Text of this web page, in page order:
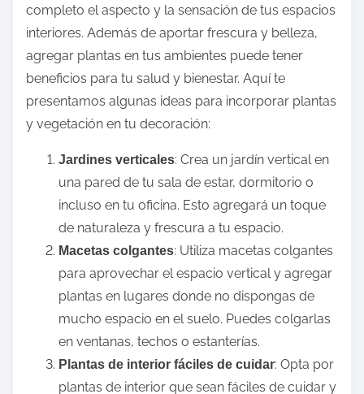
completo el aspecto y la sensación de tus espacios
interiores. Además de aportar frescura y belleza,
agregar plantas en tus ambientes puede tener
beneficios para tu salud y bienestar. Aquí te
presentamos algunas ideas para incorporar plantas
y vegetación en tu decoración:
Jardines verticales: Crea un jardín vertical en
una pared de tu sala de estar, dormitorio o
incluso en tu oficina. Esto agregará un toque
de naturaleza y frescura a tu espacio.
Macetas colgantes: Utiliza macetas colgantes
para aprovechar el espacio vertical y agregar
plantas en lugares donde no dispongas de
mucho espacio en el suelo. Puedes colgarlas
en ventanas, techos o estanterías.
Plantas de interior fáciles de cuidar: Opta por
plantas de interior que sean fáciles de cuidar y